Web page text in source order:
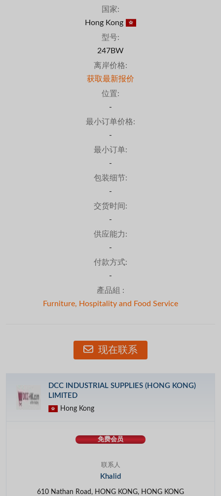
国家:
Hong Kong
型号:
247BW
离岸价格:
获取最新报价
位置:
-
最小订单价格:
-
最小订单:
-
包装细节:
-
交货时间:
-
供应能力:
-
付款方式:
-
產品組 :
Furniture, Hospitality and Food Service
现在联系
DCC INDUSTRIAL SUPPLIES (HONG KONG)
LIMITED
Hong Kong
免费会员
联系人
Khalid
610 Nathan Road, HONG KONG, HONG KONG